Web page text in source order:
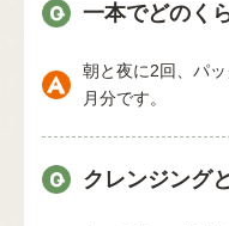
一本でどのく
朝と夜に2回、パ
月分です。
クレンジング